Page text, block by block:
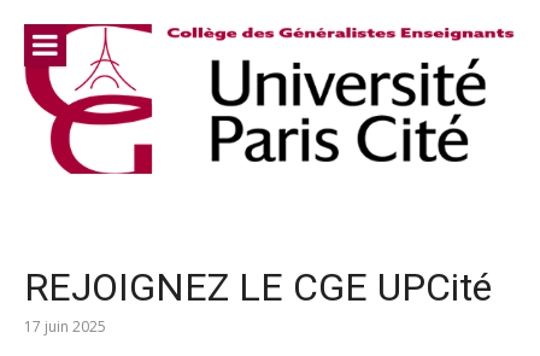
contenu
REJOIGNEZ LE CGE UPCité
17 juin 2025